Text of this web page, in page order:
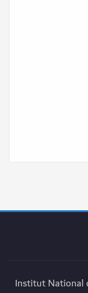
© 2010-2021 Institut